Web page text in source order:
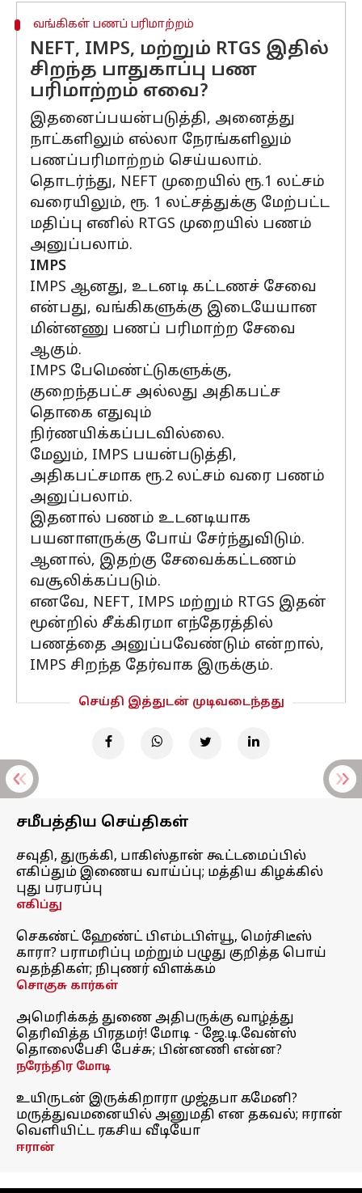
வங்கிகள் பணப் பரிமாற்றம்
NEFT, IMPS, மற்றும் RTGS இதில்
சிறந்த பாதுகாப்பு பண
பரிமாற்றம் எவை?
இதனைப்பயன்படுத்தி, அனைத்து
நாட்களிலும் எல்லா நேரங்களிலும்
பணப்பரிமாற்றம் செய்யலாம்.
தொடர்ந்து, NEFT முறையில் ரூ.1 லட்சம்
வரையிலும், ரூ. 1 லட்சத்துக்கு மேற்பட்ட
மதிப்பு எனில் RTGS முறையில் பணம்
அனுப்பலாம்.
IMPS
IMPS ஆனது, உடனடி கட்டணச் சேவை
என்பது, வங்கிகளுக்கு இடையேயான
மின்னணு பணப் பரிமாற்ற சேவை
ஆகும்.
IMPS பேமெண்ட்டுகளுக்கு,
குறைந்தபட்ச அல்லது அதிகபட்ச
தொகை எதுவும்
நிர்ணயிக்கப்படவில்லை.
மேலும், IMPS பயன்படுத்தி,
அதிகபட்சமாக ரூ.2 லட்சம் வரை பணம்
அனுப்பலாம்.
இதனால் பணம் உடனடியாக
பயனாளருக்கு போய் சேர்ந்துவிடும்.
ஆனால், இதற்கு சேவைக்கட்டணம்
வசூலிக்கப்படும்.
எனவே, NEFT, IMPS மற்றும் RTGS இதன்
மூன்றில் சீக்கிரமா எந்தேரத்தில்
பணத்தை அனுப்பவேண்டும் என்றால்,
IMPS சிறந்த தேர்வாக இருக்கும்.
செய்தி இத்துடன் முடிவடைந்தது
சமீபத்திய செய்திகள்
சவுதி, துருக்கி, பாகிஸ்தான் கூட்டமைப்பில்
எகிப்தும் இணைய வாய்ப்பு; மத்திய கிழக்கில்
புது பரபரப்பு
எகிப்து
செகண்ட் ஹேண்ட் பிஎம்டபிள்யூ, மெர்சிடீஸ்
காரா? பராமரிப்பு மற்றும் பழுது குறித்த பொய்
வதந்திகள்; நிபுணர் விளக்கம்
சொகுசு கார்கள்
அமெரிக்கத் துணை அதிபருக்கு வாழ்த்து
தெரிவித்த பிரதமர்! மோடி - ஜே.டி.வேன்ஸ்
தொலைபேசி பேச்சு; பின்னணி என்ன?
நரேந்திர மோடி
உயிருடன் இருக்கிறாரா முஜ்தபா கமேனி?
மருத்துவமனையில் அனுமதி என தகவல்; ஈரான்
வெளியிட்ட ரகசிய வீடியோ
ஈரான்